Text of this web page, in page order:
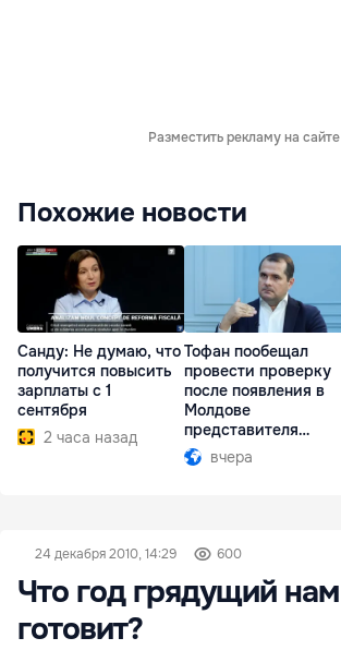
Разместить рекламу на сайте
Похожие новости
Санду: Не думаю, что
получится повысить
зарплаты с 1
сентября
2 часа назад
Тофан пообещал
провести проверку
после появления в
Молдове
представителя
Южной Осетии
вчера
24 декабря 2010, 14:29 600
Что год грядущий нам
готовит?